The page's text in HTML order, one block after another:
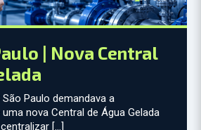
| Nova Central
Paulo demandava a
nova Central de Água Gelada
[…]